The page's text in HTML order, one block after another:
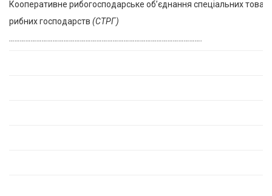
Кооперативне рибогосподарське об’єднання спеціальних
рибних господарств (СТРГ)